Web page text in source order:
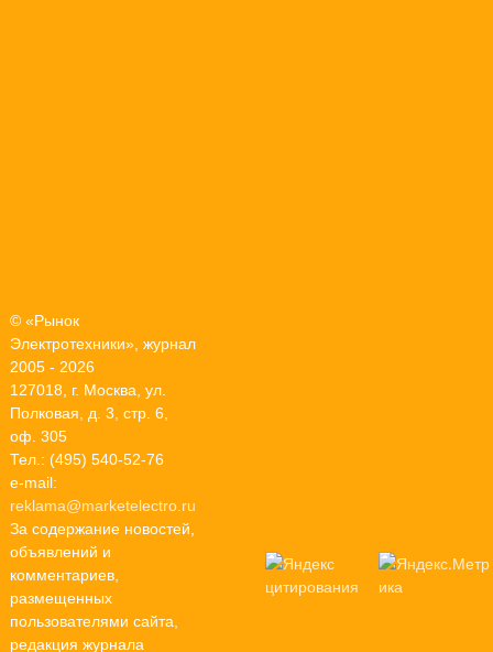
© «Рынок
Электротехники», журнал
2005 - 2026
127018, г. Москва, ул.
Полковая, д. 3, стр. 6,
оф. 305
Тел.: (495) 540-52-76
e-mail:
reklama@marketelectro.ru
За содержание новостей,
объявлений и
комментариев,
размещенных
пользователями сайта,
редакция журнала